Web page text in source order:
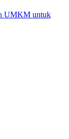
UMKM untuk